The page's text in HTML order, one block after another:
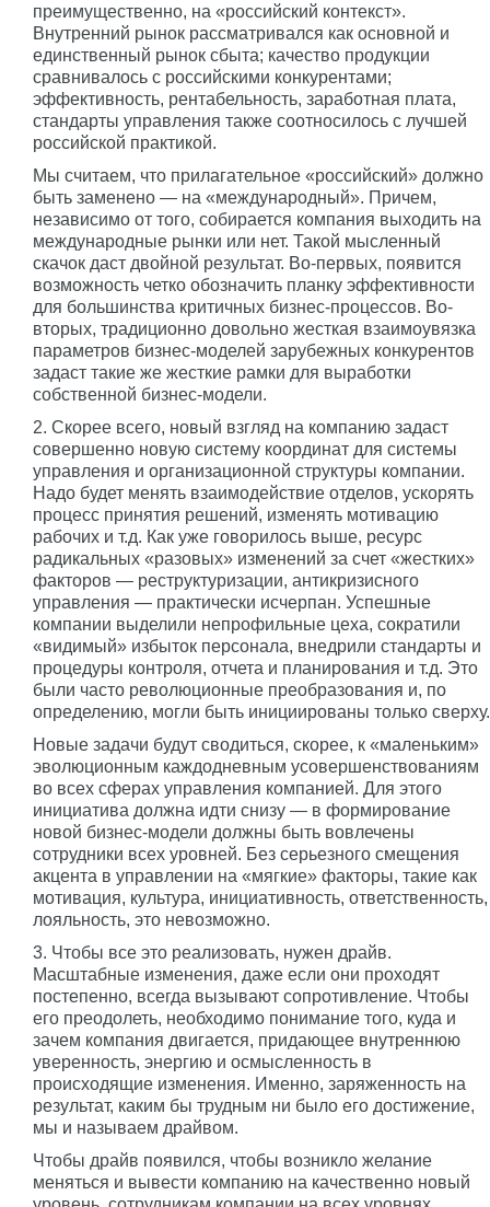
преимущественно, на «российский контекст».
Внутренний рынок рассматривался как основной и
единственный рынок сбыта; качество продукции
сравнивалось с российскими конкурентами;
эффективность, рентабельность, заработная плата,
стандарты управления также соотносилось с лучшей
российской практикой.
Мы считаем, что прилагательное «российский» должно
быть заменено — на «международный». Причем,
независимо от того, собирается компания выходить на
международные рынки или нет. Такой мысленный
скачок даст двойной результат. Во-первых, появится
возможность четко обозначить планку эффективности
для большинства критичных бизнес-процессов. Во-
вторых, традиционно довольно жесткая взаимоувязка
параметров бизнес-моделей зарубежных конкурентов
задаст такие же жесткие рамки для выработки
собственной бизнес-модели.
2. Скорее всего, новый взгляд на компанию задаст
совершенно новую систему координат для системы
управления и организационной структуры компании.
Надо будет менять взаимодействие отделов, ускорять
процесс принятия решений, изменять мотивацию
рабочих и т.д. Как уже говорилось выше, ресурс
радикальных «разовых» изменений за счет «жестких»
факторов — реструктуризации, антикризисного
управления — практически исчерпан. Успешные
компании выделили непрофильные цеха, сократили
«видимый» избыток персонала, внедрили стандарты и
процедуры контроля, отчета и планирования и т.д. Это
были часто революционные преобразования и, по
определению, могли быть инициированы только сверху.
Новые задачи будут сводиться, скорее, к «маленьким»
эволюционным каждодневным усовершенствованиям
во всех сферах управления компанией. Для этого
инициатива должна идти снизу — в формирование
новой бизнес-модели должны быть вовлечены
сотрудники всех уровней. Без серьезного смещения
акцента в управлении на «мягкие» факторы, такие как
мотивация, культура, инициативность, ответственность,
лояльность, это невозможно.
3. Чтобы все это реализовать, нужен драйв.
Масштабные изменения, даже если они проходят
постепенно, всегда вызывают сопротивление. Чтобы
его преодолеть, необходимо понимание того, куда и
зачем компания двигается, придающее внутреннюю
уверенность, энергию и осмысленность в
происходящие изменения. Именно, заряженность на
результат, каким бы трудным ни было его достижение,
мы и называем драйвом.
Чтобы драйв появился, чтобы возникло желание
меняться и вывести компанию на качественно новый